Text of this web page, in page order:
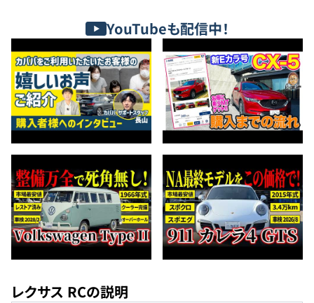
YouTubeも配信中！
レクサス RCの説明